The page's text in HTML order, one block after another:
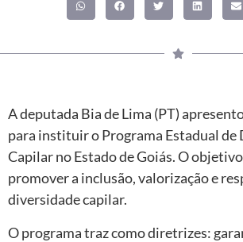
A deputada Bia de Lima (PT)
para instituir o Programa Estadual de
Capilar no Estado de Goiás. O
promover a inclusão, valorização e
diversidade capilar.
O programa traz como diretrizes: